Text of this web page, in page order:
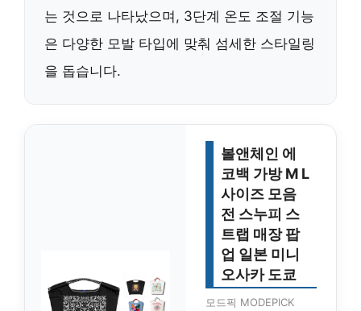
는 것으로 나타났으며, 3단계 온도 조절 기능
은 다양한 모발 타입에 맞춰 섬세한 스타일링
을 돕습니다.
볼앤체인 에
코백 가방 M L
사이즈 모음
전 스누피 스
트랩 매장 팝
업 일본 미니
오사카 도쿄
모드픽 MODEPICK